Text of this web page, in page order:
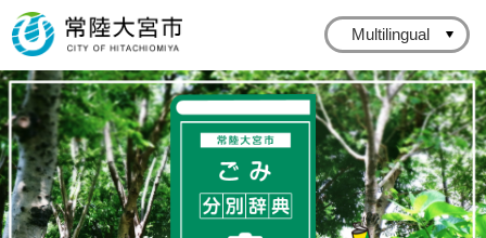
常陸大宮市ごみ分
常陸大宮市公式ホームページ
Multilingual